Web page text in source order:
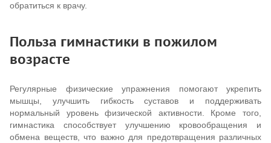
обратиться к врачу.
Польза гимнастики в пожилом
возрасте
Регулярные физические упражнения помогают укрепить
мышцы, улучшить гибкость суставов и поддерживать
нормальный уровень физической активности. Кроме того,
гимнастика способствует улучшению кровообращения и
обмена веществ, что важно для предотвращения различных